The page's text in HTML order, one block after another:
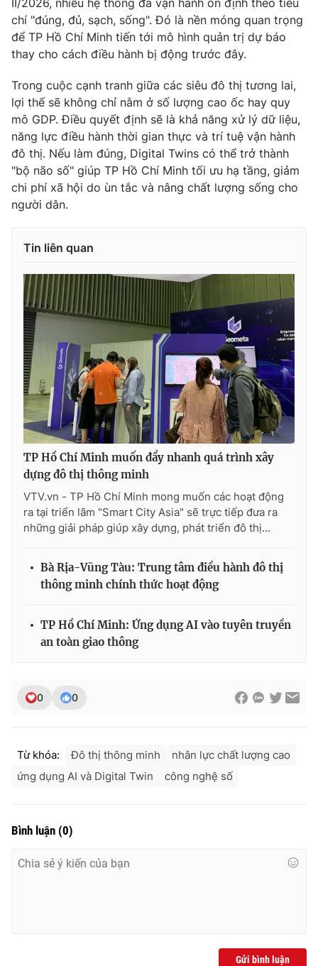
II/2026, nhiều hệ thống đã vận hành ổn định theo tiêu
chí "đúng, đủ, sạch, sống". Đó là nền móng quan trọng
để TP Hồ Chí Minh tiến tới mô hình quản trị dự báo
thay cho cách điều hành bị động trước đây.
Trong cuộc cạnh tranh giữa các siêu đô thị tương lai,
lợi thế sẽ không chỉ nằm ở số lượng cao ốc hay quy
mô GDP. Điều quyết định sẽ là khả năng xử lý dữ liệu,
năng lực điều hành thời gian thực và trí tuệ vận hành
đô thị. Nếu làm đúng, Digital Twins có thể trở thành
"bộ não số" giúp TP Hồ Chí Minh tối ưu hạ tầng, giảm
chi phí xã hội do ùn tắc và nâng chất lượng sống cho
người dân.
Tin liên quan
TP Hồ Chí Minh muốn đẩy nhanh quá trình xây
dựng đô thị thông minh
VTV.vn - TP Hồ Chí Minh mong muốn các hoạt động
ra tại triển lãm "Smart City Asia" sẽ trực tiếp đưa ra
những giải pháp giúp xây dựng, phát triển đô thị...
Bà Rịa-Vũng Tàu: Trung tâm điều hành đô thị
thông minh chính thức hoạt động
TP Hồ Chí Minh: Ứng dụng AI vào tuyên truyền
an toàn giao thông
0 0
Từ khóa: Đô thị thông minh
nhân lực chất lượng cao
ứng dụng AI và Digital Twin
công nghệ số
Bình luận (0)
Gửi bình luận